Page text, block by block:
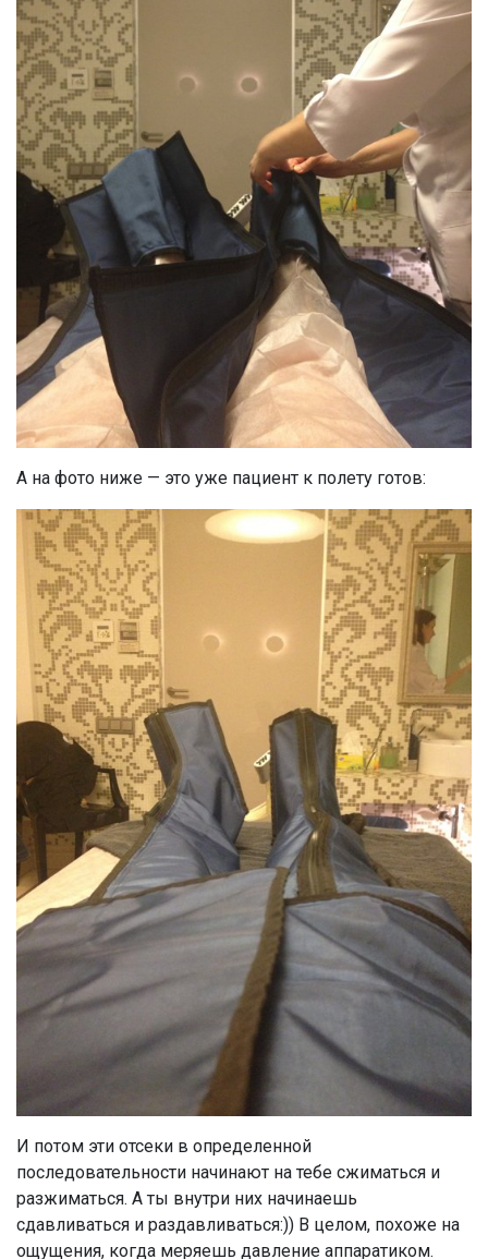
А на фото ниже — это уже пациент к полету готов:
И потом эти отсеки в определенной
последовательности начинают на тебе сжиматься и
разжиматься. А ты внутри них начинаешь
сдавливаться и раздавливаться:)) В целом, похоже на
ощущения, когда меряешь давление аппаратиком.